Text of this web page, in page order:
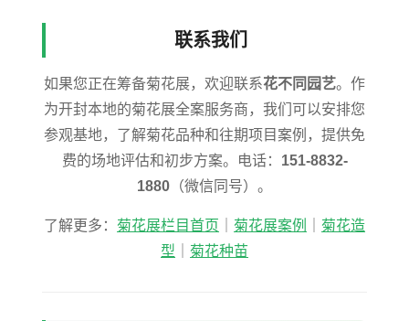
联系我们
如果您正在筹备菊花展，欢迎联系花不同园艺。作
为开封本地的菊花展全案服务商，我们可以安排您
参观基地，了解菊花品种和往期项目案例，提供免
费的场地评估和初步方案。电话： 151-8832-
1880 （微信同号）。
了解更多： 菊花展栏目首页 菊花展案例
菊花造
型
菊花种苗